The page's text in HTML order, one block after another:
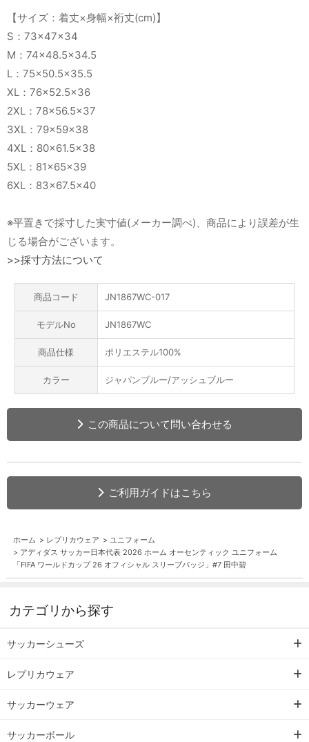
【サイズ：着丈×身幅×裄丈(cm)】
S：73×47×34
M：74×48.5×34.5
L：75×50.5×35.5
XL：76×52.5×36
2XL：78×56.5×37
3XL：79×59×38
4XL：80×61.5×38
5XL：81×65×39
6XL：83×67.5×40
※平置きで採寸した実寸値(メーカー調べ)、商品により誤差が生
じる場合がございます。
>>採寸方法について
商品コード JN1867WC-017
モデルNo JN1867WC
商品仕様 ポリエステル100%
カラー ジャパンブルー/アッシュブルー
この商品について問い合わせる
ご利用ガイドはこちら
ホーム > レプリカウェア > ユニフォーム
> アディダス サッカー日本代表 2026 ホーム オーセンティック ユニフォーム
「FIFA ワールドカップ 26 オフィシャル スリーブバッジ」#7 田中碧
カテゴリから探す
サッカーシューズ
レプリカウェア
サッカーウェア
サッカーボール